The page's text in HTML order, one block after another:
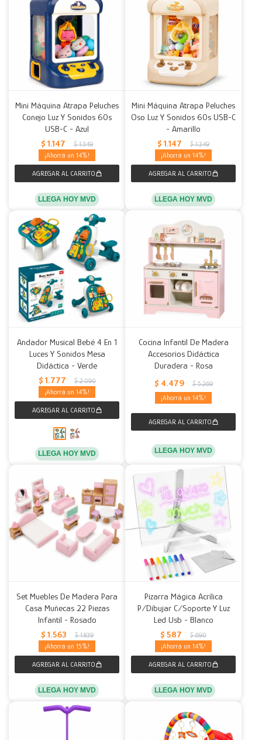
Mini Máquina Atrapa Peluches
Conejo Luz Y Sonidos 60s
USB-C - Azul
$ 1.147 $ 1.349
14
LLEGA HOY MVD
Mini Máquina Atrapa Peluches
Oso Luz Y Sonidos 60s USB-C
- Amarillo
$ 1.147 $ 1.349
14
LLEGA HOY MVD
Andador Musical Bebé 4 En 1
Luces Y Sonidos Mesa
Didáctica - Verde
$ 1.777 $ 2.090
14
LLEGA HOY MVD
Cocina Infantil De Madera
Accesorios Didáctica
Duradera - Rosa
$ 4.479 $ 5.269
14
LLEGA HOY MVD
Set Muebles De Madera Para
Casa Muñecas 22 Piezas
Infantil - Rosado
$ 1.563 $ 1.839
15
LLEGA HOY MVD
Pizarra Mágica Acrílica
P/Dibujar C/Soporte Y Luz
Led Usb - Blanco
$ 587 $ 690
14
LLEGA HOY MVD